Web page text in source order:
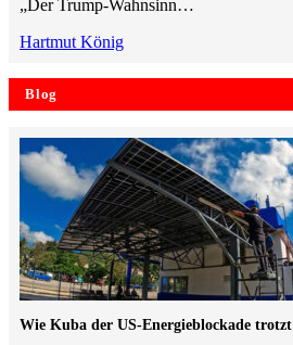
„Der Trump-Wahnsinn…
Hartmut König
Blog
Wie Kuba der US-Energieblockade trotzt